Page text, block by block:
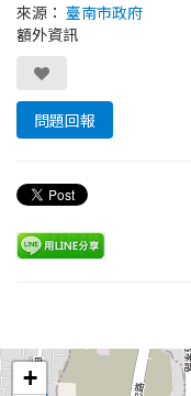
來源： 臺南市政府
額外資訊
問題回報
+